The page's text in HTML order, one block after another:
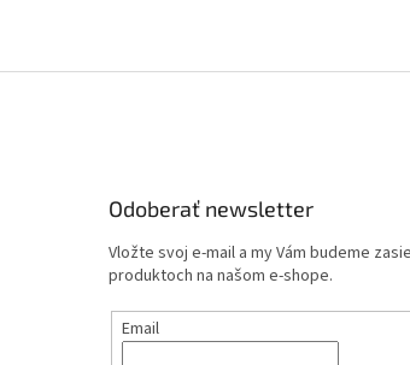
Odoberať newsletter
Vložte svoj e-mail a my Vám budeme
produktoch na našom e-shope.
Email